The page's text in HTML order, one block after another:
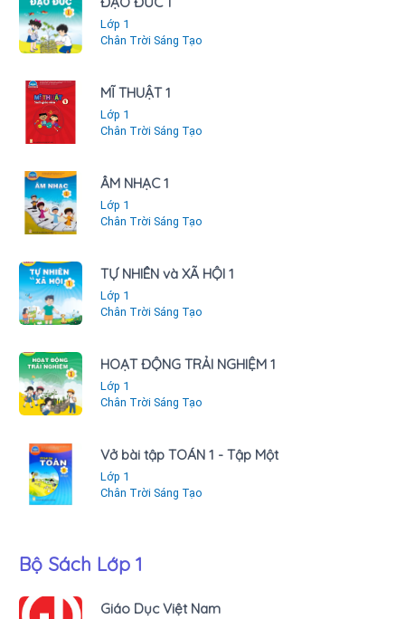
Lớp 1
Chân Trời Sáng Tạo
MĨ THUẬT 1
Lớp 1
Chân Trời Sáng Tạo
ÂM NHẠC 1
Lớp 1
Chân Trời Sáng Tạo
TỰ NHIÊN và XÃ HỘI 1
Lớp 1
Chân Trời Sáng Tạo
HOẠT ĐỘNG TRẢI NGHIỆM 1
Lớp 1
Chân Trời Sáng Tạo
Vở bài tập TOÁN 1 - Tập Một
Lớp 1
Chân Trời Sáng Tạo
Bộ Sách Lớp 1
Giáo Dục Việt Nam